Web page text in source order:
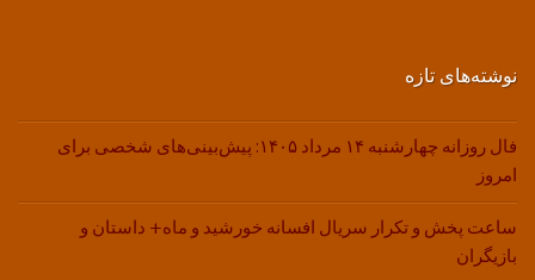
نوشته‌های تازه
فال روزانه چهارشنبه ۱۴ مرداد ۱۴۰۵: پیش‌بینی‌های شخصی برای
امروز
ساعت پخش و تکرار سریال افسانه خورشید و ماه+ داستان و
بازیگران